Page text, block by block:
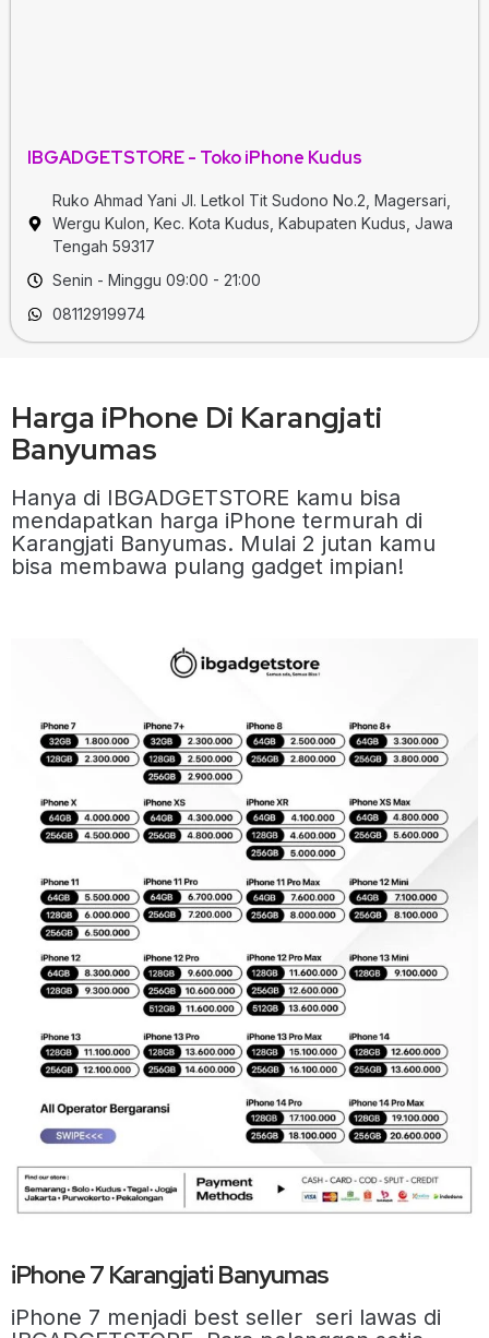
IBGADGETSTORE - Toko iPhone Kudus
Ruko Ahmad Yani Jl. Letkol Tit Sudono No.2, Magersari,
Wergu Kulon, Kec. Kota Kudus, Kabupaten Kudus, Jawa
Tengah 59317
Senin - Minggu 09:00 - 21:00
08112919974
Harga iPhone Di Karangjati
Banyumas
Hanya di IBGADGETSTORE kamu bisa
mendapatkan harga iPhone termurah di
Karangjati Banyumas. Mulai 2 jutan kamu
bisa membawa pulang gadget impian!
iPhone 7 Karangjati Banyumas
iPhone 7 menjadi best seller seri lawas di